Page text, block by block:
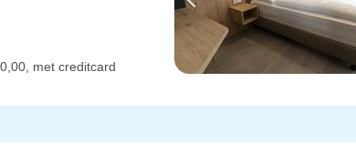
met creditcard